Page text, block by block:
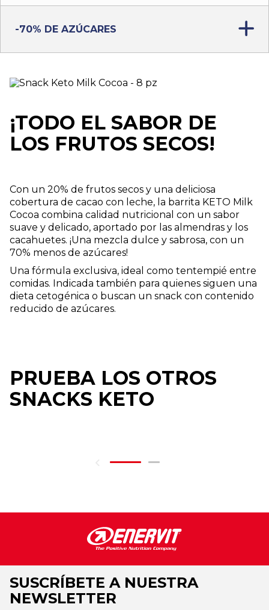
-70% DE AZÚCARES
¡TODO EL SABOR DE
LOS FRUTOS SECOS!
Con un 20% de frutos secos y una deliciosa
cobertura de cacao con leche, la barrita KETO Milk
Cocoa combina calidad nutricional con un sabor
suave y delicado, aportado por las almendras y los
cacahuetes. ¡Una mezcla dulce y sabrosa, con un
70% menos de azúcares!
Una fórmula exclusiva, ideal como tentempié entre
comidas. Indicada también para quienes siguen una
dieta cetogénica o buscan un snack con contenido
reducido de azúcares.
PRUEBA LOS OTROS
SNACKS KETO
SUSCRÍBETE A NUESTRA
NEWSLETTER